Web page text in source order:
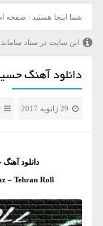
شما اینجا هستید : صفحه
این سایت در ستاد
دانلود آهنگ
29 ژانویه 2017
دانلود آهنگ
– Tehran Roll